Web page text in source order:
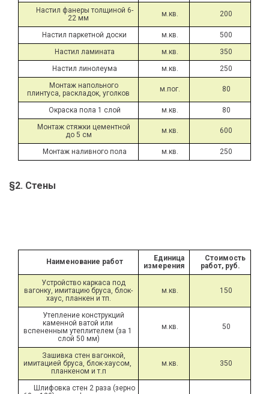
Настил фанеры толщиной 6-
22 мм
м.кв. 200
Настил паркетной доски м.кв.
500
Настил ламината
м.кв.
350
Настил линолеума
м.кв.
250
Монтаж напольного
плинтуса, раскладок, уголков
м.пог. 80
Окраска пола 1 слой м.кв.
80
Монтаж стяжки цементной
до 5 см
м.кв. 600
Монтаж наливного пола м.кв. 250
§2. Стены
Наименование работ
Единица
измерения
Стоимость
работ, руб.
Устройство каркаса под
вагонку, имитацию бруса, блок-
хаус, планкен и тп.
м.кв. 150
Утепление конструкций
каменной ватой или
вспененным утеплителем (за 1
слой 50 мм)
м.кв. 50
Зашивка стен вагонкой,
имитацией бруса, блок-хаусом,
планкеном и т.п
м.кв. 350
Шлифовка стен 2 раза (зерно